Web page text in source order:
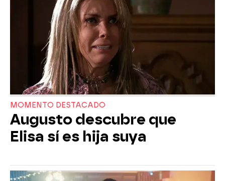
MOMENTO DESTACADO
Augusto descubre que
Elisa sí es hija suya